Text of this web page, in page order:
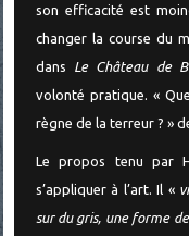
son efficacité est
changer la course du
dans Le Château de
volonté pratique. «
règne de la terreur ? »
Le propos tenu par
s’appliquer à l’art. Il «
sur du gris, une forme